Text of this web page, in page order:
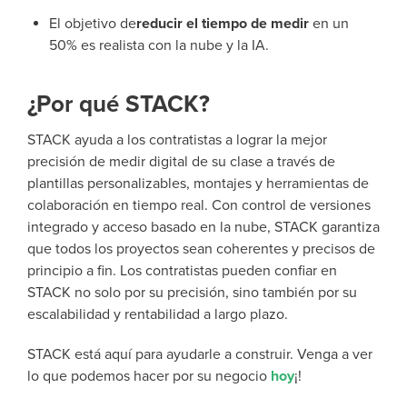
El objetivo dereducir el tiempo de medir en un
50% es realista con la nube y la IA.
¿Por qué STACK?
STACK ayuda a los contratistas a lograr la mejor
precisión de medir digital de su clase a través de
plantillas personalizables, montajes y herramientas de
colaboración en tiempo real. Con control de versiones
integrado y acceso basado en la nube, STACK garantiza
que todos los proyectos sean coherentes y precisos de
principio a fin. Los contratistas pueden confiar en
STACK no solo por su precisión, sino también por su
escalabilidad y rentabilidad a largo plazo.
STACK está aquí para ayudarle a construir. Venga a ver
lo que podemos hacer por su negocio hoy¡!